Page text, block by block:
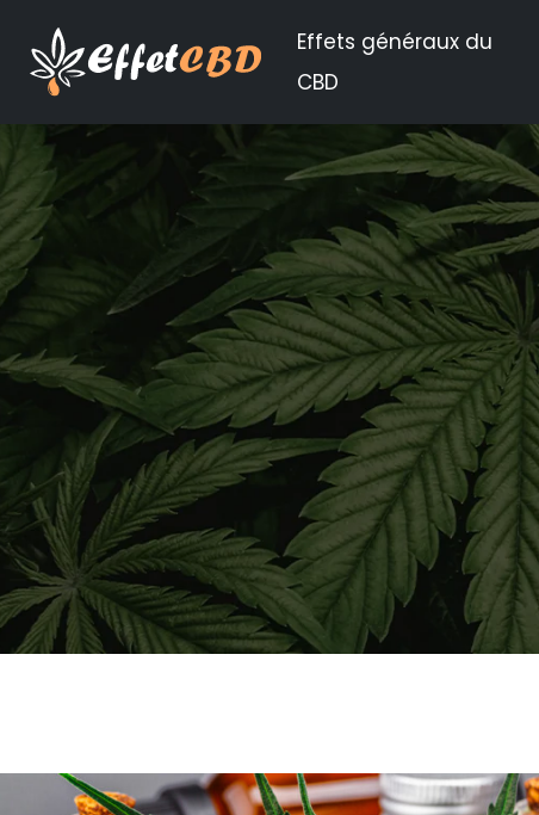
Effets généraux du
CBD